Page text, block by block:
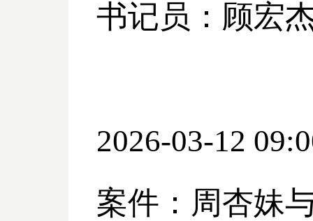
书记员：顾宏
2026-03-12
案件：周杏妹